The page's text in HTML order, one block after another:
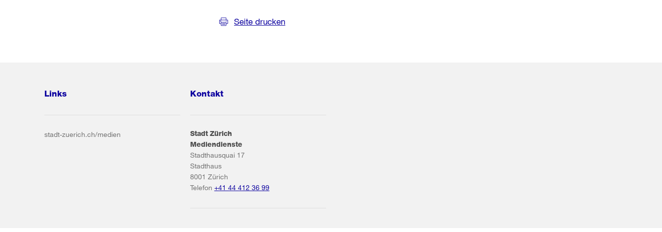
Seite drucken
Links
stadt-zuerich.ch/medien
Kontakt
Stadt Zürich
Mediendienste
Stadthausquai 17
Stadthaus
8001 Zürich
Telefon +41 44 412 36 99